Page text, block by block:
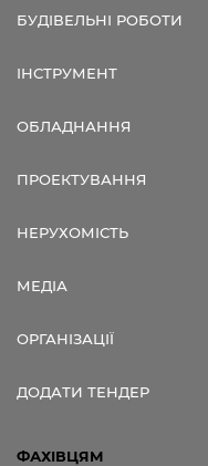
БУДІВЕЛЬНІ РОБОТИ
ІНСТРУМЕНТ
ОБЛАДНАННЯ
ПРОЕКТУВАННЯ
НЕРУХОМІСТЬ
МЕДІА
ОРГАНІЗАЦІЇ
ДОДАТИ ТЕНДЕР
ФАХІВЦЯМ